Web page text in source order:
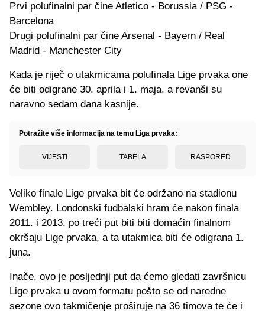
Prvi polufinalni par čine Atletico - Borussia / PSG -
Barcelona
Drugi polufinalni par čine Arsenal - Bayern / Real
Madrid - Manchester City
Kada je riječ o utakmicama polufinala Lige prvaka one
će biti odigrane 30. aprila i 1. maja, a revanši su
naravno sedam dana kasnije.
Potražite više informacija na temu Liga prvaka:
VIJESTI TABELA RASPORED
Veliko finale Lige prvaka bit će održano na stadionu
Wembley. Londonski fudbalski hram će nakon finala
2011. i 2013. po treći put biti biti domaćin finalnom
okršaju Lige prvaka, a ta utakmica biti će odigrana 1.
juna.
Inače, ovo je posljednji put da ćemo gledati završnicu
Lige prvaka u ovom formatu pošto se od naredne
sezone ovo takmičenje proširuje na 36 timova te će i